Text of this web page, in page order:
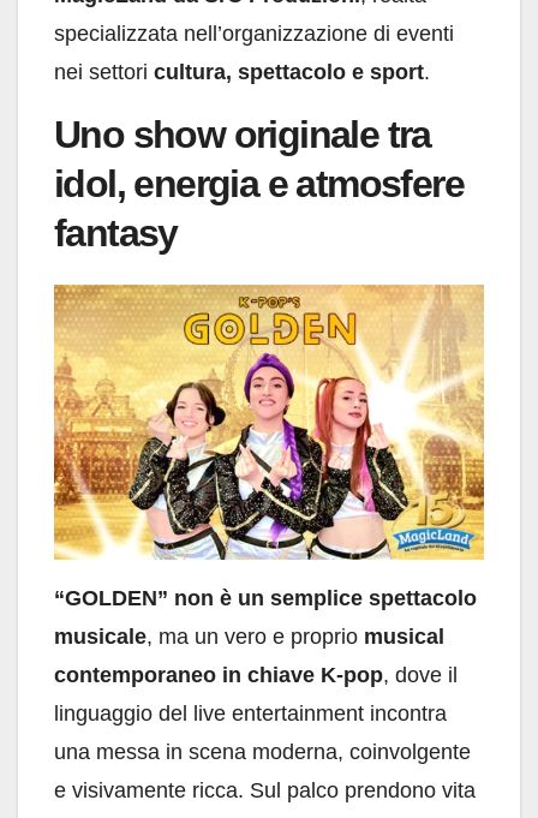
specializzata nell’organizzazione di eventi
nei settori cultura, spettacolo e sport.
Uno show originale tra
idol, energia e atmosfere
fantasy
“GOLDEN” non è un semplice spettacolo
musicale, ma un vero e proprio musical
contemporaneo in chiave K-pop, dove il
linguaggio del live entertainment incontra
una messa in scena moderna, coinvolgente
e visivamente ricca. Sul palco prendono vita